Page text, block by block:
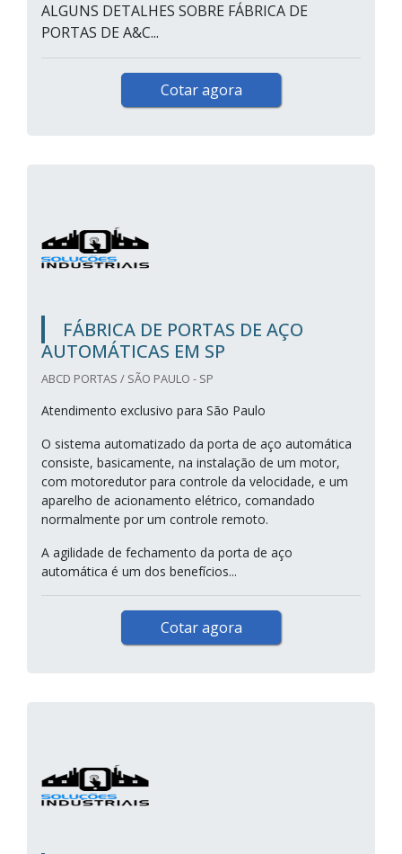
ALGUNS DETALHES SOBRE FÁBRICA DE
PORTAS DE A&C...
Cotar agora
FÁBRICA DE PORTAS DE AÇO
AUTOMÁTICAS EM SP
ABCD PORTAS / SÃO PAULO - SP
Atendimento exclusivo para São Paulo
O sistema automatizado da porta de aço automática
consiste, basicamente, na instalação de um motor,
com motoredutor para controle da velocidade, e um
aparelho de acionamento elétrico, comandado
normalmente por um controle remoto.
A agilidade de fechamento da porta de aço
automática é um dos benefícios...
Cotar agora